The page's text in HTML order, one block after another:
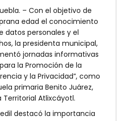
– Con el objetivo de
edad el conocimiento
datos personales y el
la presidenta municipal,
jornadas informativas
la Promoción de la
y la Privacidad”, como
primaria Benito Juárez,
Territorial Atlixcáyotl.
destacó la importancia